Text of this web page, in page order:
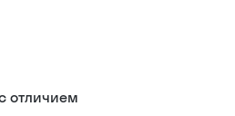
отличием